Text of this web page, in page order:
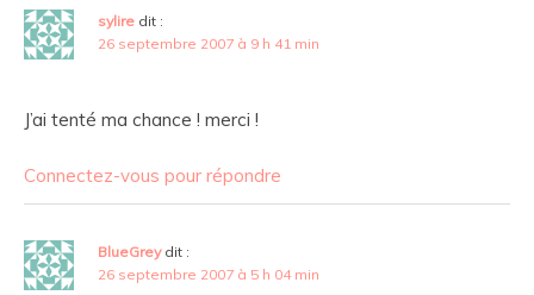
sylire dit :
26 septembre 2007 à 9 h 41 min
J’ai tenté ma chance ! merci !
Connectez-vous pour répondre
BlueGrey dit :
26 septembre 2007 à 5 h 04 min